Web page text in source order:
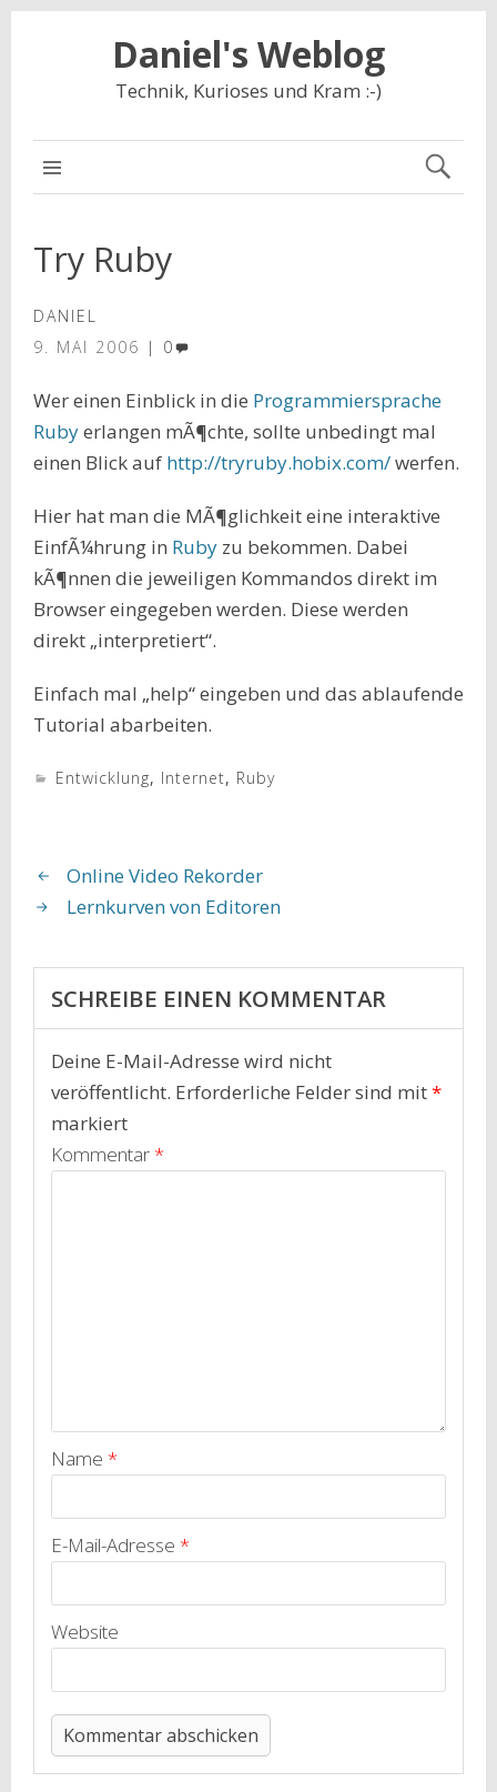
Daniel's Weblog
Technik, Kurioses und Kram :-)
Try Ruby
DANIEL
9. MAI 2006
0
Wer einen Einblick in die Programmiersprache
Rubyerlangen mÃ¶chte, sollte unbedingt mal
einen Blick auf http://tryruby.hobix.com/werfen.
Hier hat man die MÃ¶glichkeit eine interaktive
EinfÃ¼hrung in Ruby zu bekommen. Dabei
kÃ¶nnen die jeweiligen Kommandos direkt im
Browser eingegeben werden. Diese werden
direkt „interpretiert“.
Einfach mal „help“ eingeben und das ablaufende
Tutorial abarbeiten.
Entwicklung, Internet, Ruby
Online Video Rekorder
Lernkurven von Editoren
SCHREIBE EINEN KOMMENTAR
Deine E-Mail-Adresse wird nicht
veröffentlicht. Erforderliche Felder sind mit*
markiert
Kommentar*
Name *
E-Mail-Adresse *
Website